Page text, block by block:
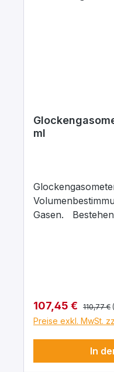
ml
Gasen. Bestehend aus: Gasmessglocke
(600 ml), mit
Nr. 245.219.00)
Verkaufspreis:
107,45 € 110,77 €
Preise exkl. MwSt.
In